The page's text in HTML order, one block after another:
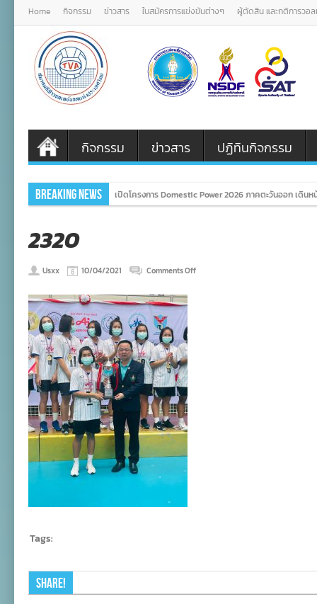
Home กิจกรรม ข่าวสาร ใบสมัครการแข่งขันต่างๆ ผู้ตัดสิน และกติการวอ
กิจกรรม ข่าวสาร ปฏิทินกิจกรรม
Breaking News เปิดโครงการ Domestic Power 2026 ภาคตะวันออก เดิน
2320
Usxx 10/04/2021 Comments Offon
Tags:
Share!